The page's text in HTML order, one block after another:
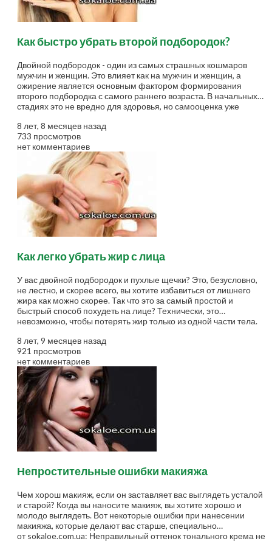
Как быстро убрать второй подбородок?
Двойной подбородок - один из самых страшных кошмаров
мужчин и женщин. Это влияет как на мужчин и женщин, а
ожирение является основным фактором формирования
второго подбородка с самого раннего возраста. В начальных
стадиях это не вредно для здоровья, но самооценка уже
потерей эластичности кожи, в результате чего кожа становится
хрупкой и рыхлой. В этом случае вы можете использовать
натуральные средства для улучшения области подгрудка.
Существует множество домашних средств, с помощью
которых можно достичь этих целей. Обвисшая кожа под
подбородком выглядит непривлекательно, и многие люди
ищут способы избавиться от него. Хоть и существуют
хирургические процедуры,...
8 лет, 8 месяцев назад
733 просмотров
нет комментариев
Как легко убрать жир с лица
У вас двойной подбородок и пухлые щечки? Это, безусловно,
не лестно, и скорее всего, вы хотите избавиться от лишнего
жира как можно скорее. Так что это за самый простой и
быстрый способ похудеть на лице? Технически, это
невозможно, чтобы потерять жир только из одной части тела.
повседневную жизнь, вы сможете легко сделать стройнее
лицо. Упражнения для лица Благо мышц у нас на лице
огромное количество! Около 43 лицевые мышцы нужно
держать в тонусе для того, чтобы получить худое и изящное
лицо. Помните, что потери жира с лица способствуют и другие
факторы,...
8 лет, 9 месяцев назад
921 просмотров
нет комментариев
Непростительные ошибки макияжа
Чем хорош макияж, если он заставляет вас выглядеть усталой
и старой? Когда вы наносите макияж, вы хотите хорошо и
молодо выглядеть. Вот некоторые ошибки при нанесении
макияжа, которые делают вас старше, специально
от sokaloe.com.ua: Неправильный оттенок тонального крема не